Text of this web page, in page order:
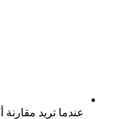
عندما تريد